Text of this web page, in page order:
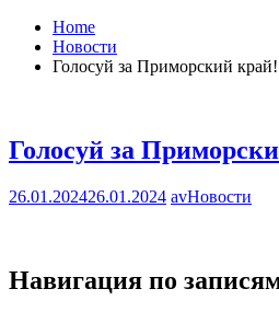
Home
Новости
Голосуй за Приморский край!
Голосуй за
26.01.202426.01.2024 avНовости
Навигация по